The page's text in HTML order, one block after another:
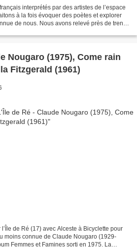
interprétés par des artistes de l’espace
à la fois évoquer des poètes et explorer
de nous. Nous avons relevé près de trente
Nougaro (1975), Come rain
Fitzgerald (1961)
de Ré (17) avec Alceste à Bicyclette pour
moins connue de Claude Nougaro (1929-
Femmes et Famines sorti en 1975. La